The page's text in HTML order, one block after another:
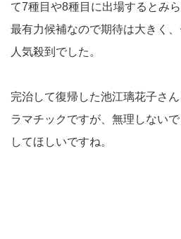
て7種目や8種目に出場するとみ
最有力候補なので期待は大きく
人気殺到でした。
完治して復帰した池江璃花子さ
ラマチックですが、無理しない
してほしいですね。